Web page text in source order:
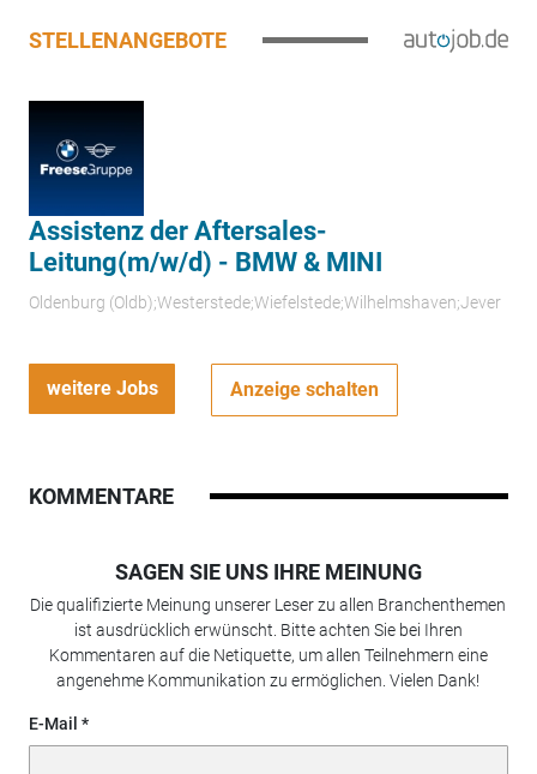
STELLENANGEBOTE
Assistenz der Aftersales-
Leitung(m/w/d) - BMW & MINI
Oldenburg (Oldb);Westerstede;Wiefelstede;Wilhelmshaven;Jever
weitere Jobs Anzeige schalten
KOMMENTARE
SAGEN SIE UNS IHRE MEINUNG
Die qualifizierte Meinung unserer Leser zu allen Branchenthemen
ist ausdrücklich erwünscht. Bitte achten Sie bei Ihren
Kommentaren auf die Netiquette, um allen Teilnehmern eine
angenehme Kommunikation zu ermöglichen. Vielen Dank!
E-Mail